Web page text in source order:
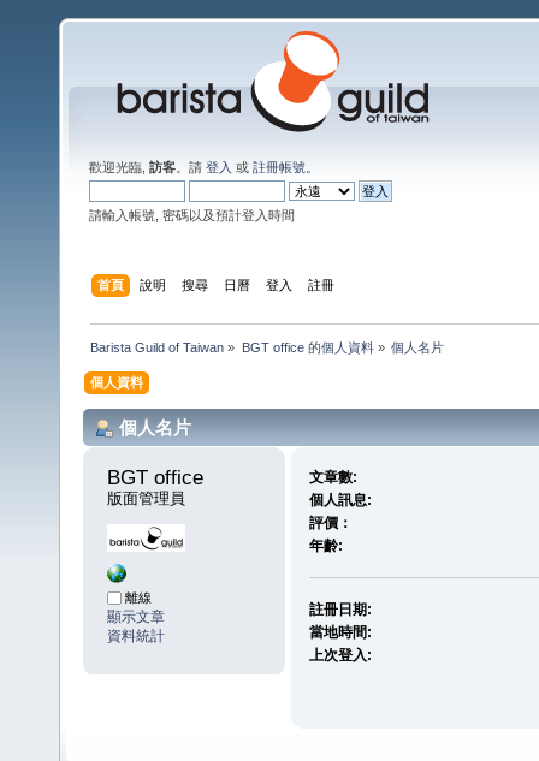
歡迎光臨, 訪客 。請 登入 或 註冊帳號
請輸入帳號, 密碼以及預計登入時間
首頁 說明 搜尋 日曆 登入 註冊
Barista Guild of Taiwan » BGT office 的個人資料» 個人名片
個人資料
個人名片
BGT office
版面管理員
離線
顯示文章
資料統計
文章數:
個人訊息:
評價：
年齡:
註冊日期:
當地時間:
上次登入: